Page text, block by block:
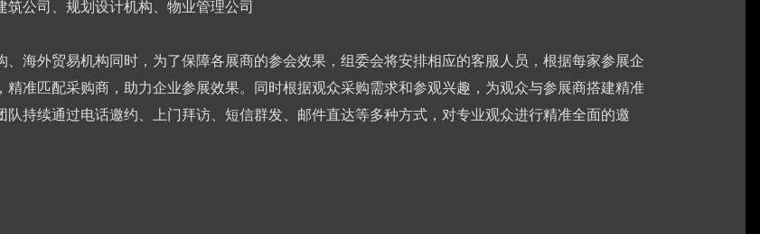
筑公司、规划设计机构、物业管理公司
、海外贸易机构同时，为了保障各展商的参会效果，组委会将安排相应的客服人员，根据每家参展企
精准匹配采购商，助力企业参展效果。同时根据观众采购需求和参观兴趣，为观众与参展商搭建精准
队持续通过电话邀约、上门拜访、短信群发、邮件直达等多种方式，对专业观众进行精准全面的邀